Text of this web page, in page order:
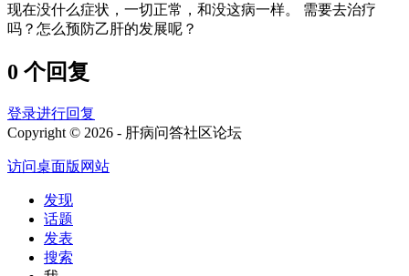
现在没什么症状，一切正常，和没这病一样。 需要去治疗
吗？怎么预防乙肝的发展呢？
0 个回复
登录进行回复
Copyright © 2026 - 肝病问答社区论坛
访问桌面版网站
发现
话题
发表
搜索